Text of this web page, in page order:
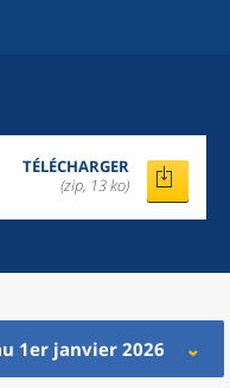
TÉLÉCHARGER
(zip, 13 ko)
1er janvier 2026